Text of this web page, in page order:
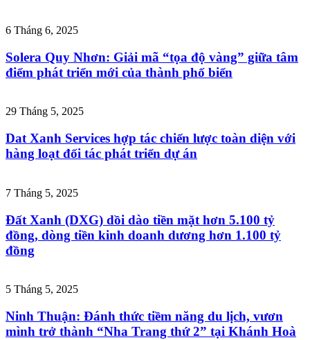
6 Tháng 6, 2025
Solera Quy Nhơn: Giải mã “tọa độ vàng” giữa tâm
điểm phát triển mới của thành phố biển
29 Tháng 5, 2025
Dat Xanh Services hợp tác chiến lược toàn diện với
hàng loạt đối tác phát triển dự án
7 Tháng 5, 2025
Đất Xanh (DXG) dồi dào tiền mặt hơn 5.100 tỷ
đồng, dòng tiền kinh doanh dương hơn 1.100 tỷ
đồng
5 Tháng 5, 2025
Ninh Thuận: Đánh thức tiềm năng du lịch, vươn
mình trở thành “Nha Trang thứ 2” tại Khánh Hoà